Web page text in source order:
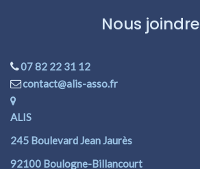
Nous joindre
07 82 22 31 12
contact@alis-asso.fr
ALIS
245 Boulevard Jean Jaurès
92100 Boulogne-Billancourt